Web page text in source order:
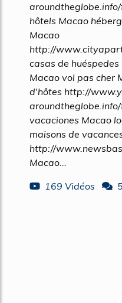
hôtels Macao
Macao
http://
casas de
Macao vol pas cher
d'hôtes http://
vacaciones Macao
maisons de
http://
Macao...
169 Vidéos